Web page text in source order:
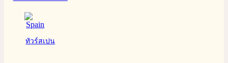
ทัวร์สเปน